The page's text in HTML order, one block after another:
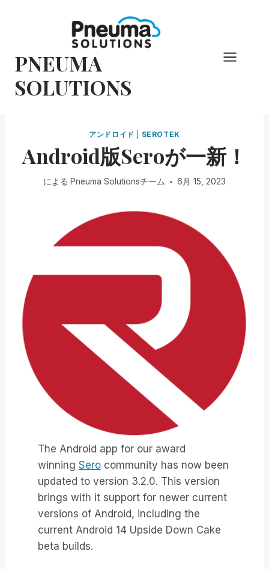
PNEUMA
SOLUTIONS
アンドロイド SEROTEK
Android版Seroが一新！
による Pneuma Solutionsチーム 6月 15, 2023
The Android app for our award
winning Serocommunity has now been
updated to version 3.2.0. This version
brings with it support for newer current
versions of Android, including the
current Android 14 Upside Down Cake
beta builds.